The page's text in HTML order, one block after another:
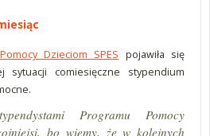
Dzieciom SPES pojawiła się
comiesięczne stypendium
Programu Pomocy
bo wiemy, że w kolejnych